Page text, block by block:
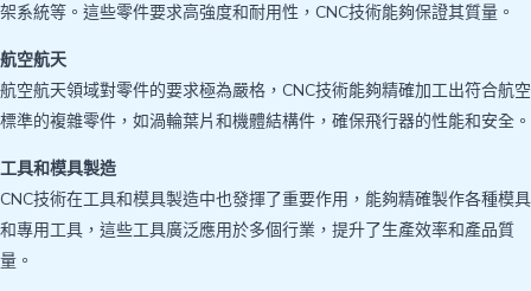
架系統等。這些零件要求高強度和耐用性，CNC技術能夠保證其質量。
航空航天
航空航天領域對零件的要求極為嚴格，CNC技術能夠精確加工出符合航空
標準的複雜零件，如渦輪葉片和機體結構件，確保飛行器的性能和安全。
工具和模具製造
CNC技術在工具和模具製造中也發揮了重要作用，能夠精確製作各種模具
和專用工具，這些工具廣泛應用於多個行業，提升了生產效率和產品質
量。